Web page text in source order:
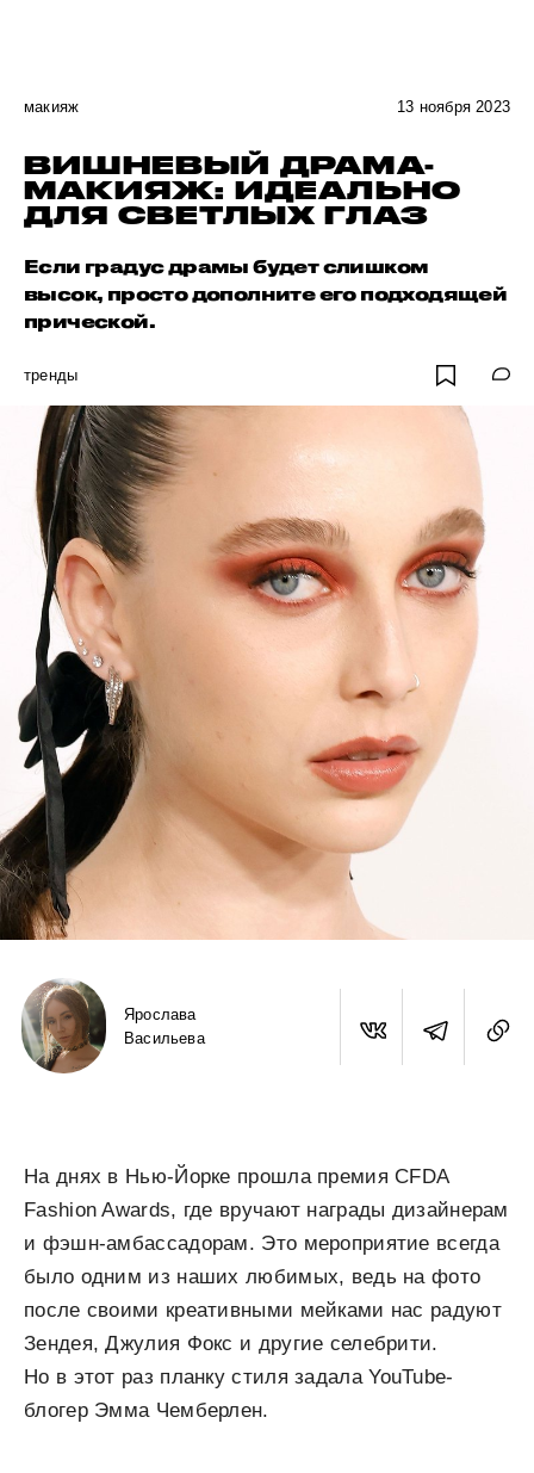
макияж 13 ноября 2023
ВИШНЕВЫЙ ДРАМА-
МАКИЯЖ: ИДЕАЛЬНО
ДЛЯ СВЕТЛЫХ ГЛАЗ
Если градус драмы будет слишком
высок, просто дополните его подходящей
прической.
тренды
Ярослава
Васильева
На днях в Нью-Йорке прошла премия CFDA
Fashion Awards, где вручают награды дизайнерам
и фэшн-амбассадорам. Это мероприятие всегда
было одним из наших любимых, ведь на фото
после своими креативными мейками нас радуют
Зендея, Джулия Фокс и другие селебрити.
Но в этот раз планку стиля задала YouTube-
блогер Эмма Чемберлен.